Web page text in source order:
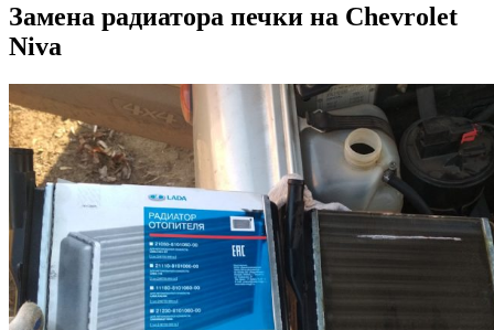
Замена радиатора печки на Chevrolet
Niva